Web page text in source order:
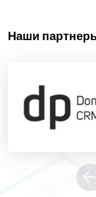
Наши